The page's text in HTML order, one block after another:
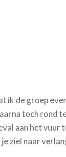
ik de groep
toch rond
aan het
ziel naar